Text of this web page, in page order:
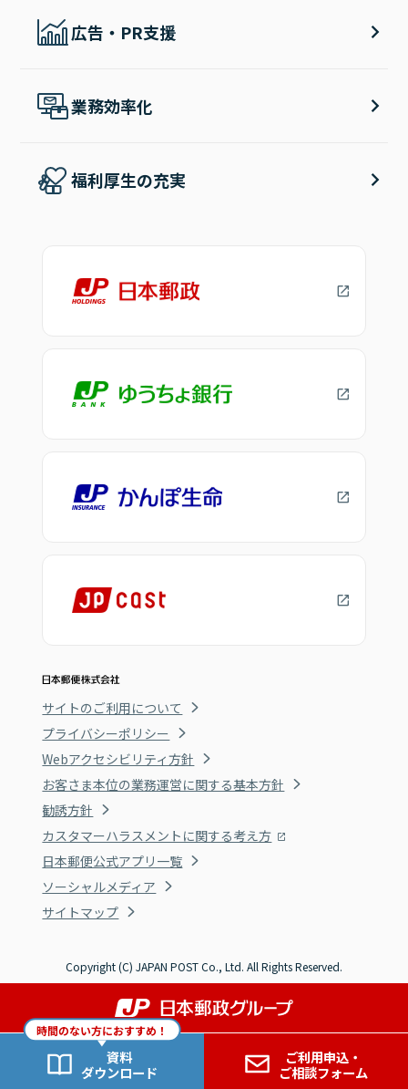
時間のない方におすすめ！
資料
ダウンロード
ご利用申込・
ご相談フォーム
広告・PR支援
業務効率化
福利厚生の充実
サイトのご利用について
プライバシーポリシー
Webアクセシビリティ方針
お客さま本位の業務運営に関する基本方針
勧誘方針
カスタマーハラスメントに関する考え方
日本郵便公式アプリ一覧
ソーシャルメディア
サイトマップ
Copyright (C) JAPAN POST Co., Ltd. All Rights Reserved.